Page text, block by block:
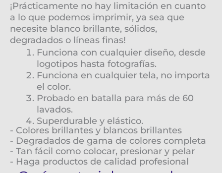
¡Prácticamente no hay limitación en cuanto
a lo que podemos imprimir, ya sea que
necesite blanco brillante, sólidos,
degradados o líneas finas!
Funciona con cualquier diseño, desde
logotipos hasta fotografías.
Funciona en cualquier tela, no importa
el color.
Probado en batalla para más de 60
lavados.
Superdurable y elástico.
- Colores brillantes y blancos brillantes
- Degradados de gama de colores completa
- Tan fácil como colocar, presionar y pelar
- Haga productos de calidad profesional